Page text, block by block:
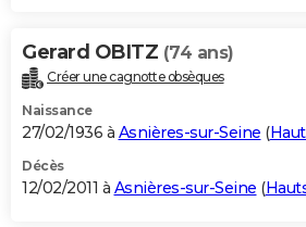
Gerard OBITZ (74 ans)
Créer une cagnotte obsèques
Naissance
27/02/1936 à Asnières-sur-Seine (
Décès
12/02/2011 à Asnières-sur-Seine (